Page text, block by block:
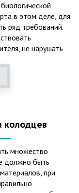
в этом деле, для
ряд требований.
не нарушать
не качественный
из строя
существующих
хозяйственных
чистке могут
Системы
колодцев
множество
должно быть
при